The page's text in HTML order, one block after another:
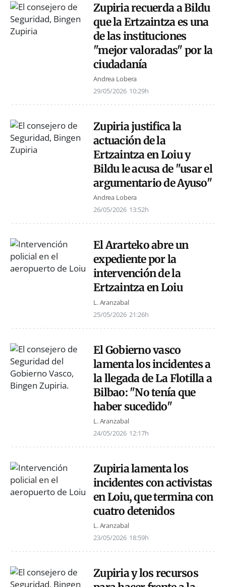
Zupiria recuerda a Bildu
que la Ertzaintza es una
de las instituciones
"mejor valoradas" por la
ciudadanía
Andrea Lobera
29/05/2026 10:29h
Zupiria justifica la
actuación de la
Ertzaintza en Loiu y
Bildu le acusa de "usar el
argumentario de Ayuso"
Andrea Lobera
26/05/2026 13:52h
El Ararteko abre un
expediente por la
intervención de la
Ertzaintza en Loiu
L. Aranzabal
25/05/2026 21:26h
El Gobierno vasco
lamenta los incidentes a
la llegada de La Flotilla a
Bilbao: "No tenía que
haber sucedido"
L. Aranzabal
24/05/2026 12:17h
Zupiria lamenta los
incidentes con activistas
en Loiu, que termina con
cuatro detenidos
L. Aranzabal
23/05/2026 18:59h
Zupiria y los recursos